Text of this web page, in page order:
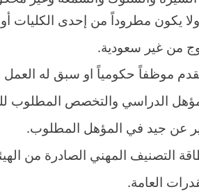
يكون مطروداً من إحدى الكليات
من غير سعودية.
موظفاً حكومياً او سبق له
الدراسي والتخصص المطلوب
عن جيد في المؤهل المطلوب.
التصنيف المهني الصادرة من
العامة.